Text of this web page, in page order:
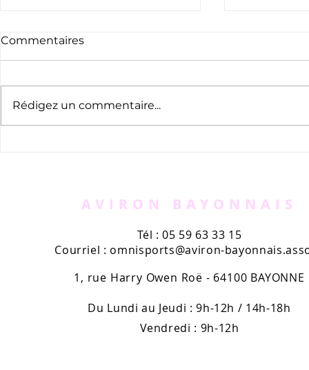
C640 + CENA à Pau
Commentaires
Rédigez un commentaire...
AVIRON BAYONNAIS
Tél : 05 59 63 33 15
Courriel : omnisports@aviron-
1, rue Harry Owen Roë - 64100 BAYONNE
Du Lundi au Jeudi : 9h-12h / 14h-18h
Vendredi : 9h-12h